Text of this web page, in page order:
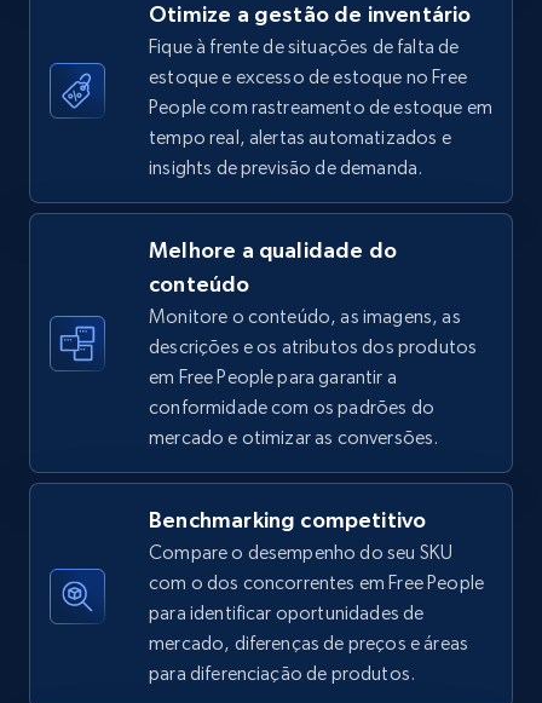
667+ Comece agora
TikTok Shop - discover records by shop url
URL, Title, Available, Description, Currency, Initial
667+
Amazon sellers info
info, Stars, Feedbacks, Return policy, and more.
378+ Comece agora
Otimize a gestão de inventário
Fique à frente de situações de falta de
estoque e excesso de estoque no Free
People com rastreamento de estoque em
tempo real, alertas automatizados e
insights de previsão de demanda.
Melhore a qualidade do
conteúdo
Monitore o conteúdo, as imagens, as
descrições e os atributos dos produtos
em Free People para garantir a
conformidade com os padrões do
mercado e otimizar as conversões.
Benchmarking competitivo
Compare o desempenho do seu SKU
com o dos concorrentes em Free People
para identificar oportunidades de
mercado, diferenças de preços e áreas
para diferenciação de produtos.